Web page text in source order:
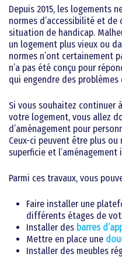
Depuis 2015, les logements
normes d’accessibilité et
situation de handicap.
un logement plus vieux ou
normes n’ont certainement
n’a pas été conçu pour
qui engendre des
Si vous souhaitez continuer
votre logement, vous allez
d’aménagement pour
Ceux-ci peuvent être plus
superficie et
Parmi ces travaux, vous
Faire installer une
différents étages de
Installer des barres
Mettre en place une
Installer des meubles